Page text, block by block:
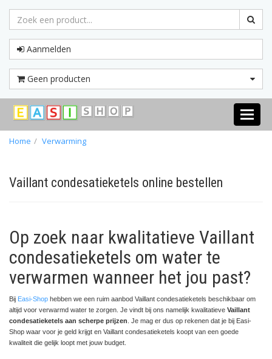
Aanmelden
Geen producten
Toggle
Home Verwarming
Vaillant condesatieketels online bestellen
Op zoek naar kwalitatieve Vaillant
condesatieketels om water te
verwarmen wanneer het jou past?
Bij Easi-Shop hebben we een ruim aanbod Vaillant condesatieketels beschikbaar om
altijd voor verwarmd water te zorgen. Je vindt bij ons namelijk kwalitatieve Vaillant
condesatieketels aan scherpe prijzen . Je mag er dus op rekenen dat je bij Easi-
Shop waar voor je geld krijgt en Vaillant condesatieketels koopt van een goede
kwaliteit die gelijk loopt met jouw budget.